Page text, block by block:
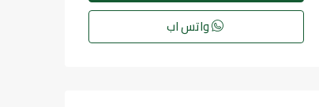
واتس اب